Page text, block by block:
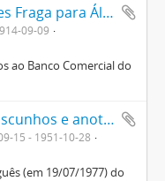
Carta de Constantino Gonçalves Fraga para Álvaro de Carvalho
09-09
ao Banco Comercial do
Correspondências, bilhetes, rascunhos e anotações diversas de Getúlio Vargas, algumas incompletas, sobre assuntos pessoais e políticos
15 - 1951-10-28
(em 19/07/1977) do